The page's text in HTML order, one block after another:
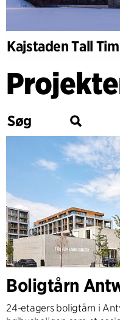
Kajstaden Tall
Kategori
Undervisning
Kultur
Sundhed
Forskning
Træbyggerier
Kontor & Erhverv
Højhuse
Infrastruktur
Boligtårn
24-etagers boligtårn i